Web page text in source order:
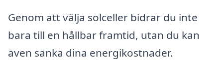
Genom att välja solceller bidrar du inte
bara till en hållbar framtid, utan du kan
även sänka dina energikostnader.